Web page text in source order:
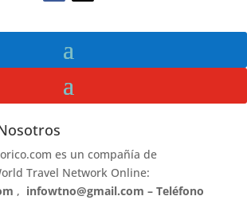
es un compañía de
Travel Network Online:
, infowtno@gmail.com – Teléfono